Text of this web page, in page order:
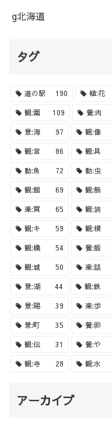
g北海道
タグ
道の駅 190 植:花
観:園 109 餐:肉
景:海 97 観:像
観:宮 86 観:具
動:魚 72 動:虫
観:館 69 観:飾
楽:買 65 観:装
観:キ 59 観:模
観:橋 54 餐:飯
観:城 50 楽:話
景:湖 44 観:鉄
景:陽 39 楽:歩
景:町 35 餐:卵
観:伝 31 餐:や
観:寺 28 観:水
アーカイブ